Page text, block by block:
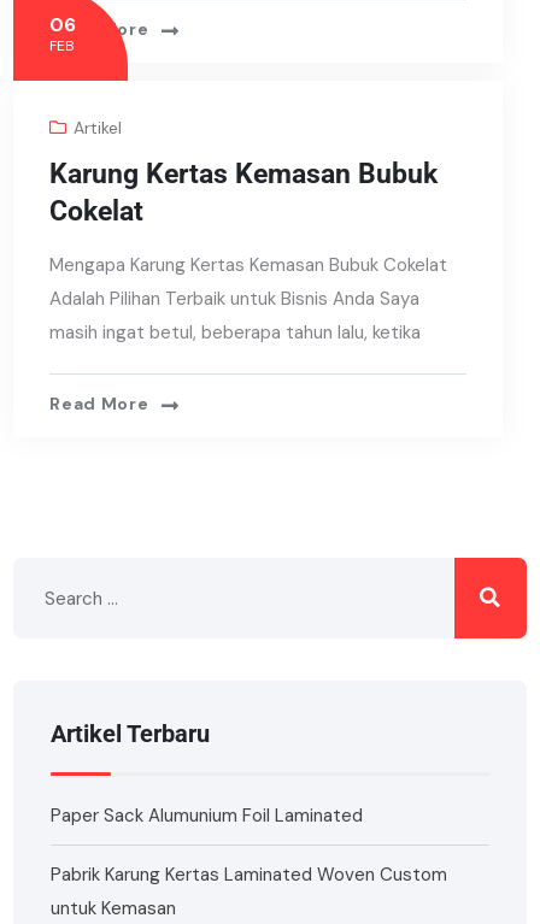
Read More
06
FEB
Artikel
Karung Kertas Kemasan Bubuk
Cokelat
Mengapa Karung Kertas Kemasan Bubuk Cokelat
Adalah Pilihan Terbaik untuk Bisnis Anda Saya
masih ingat betul, beberapa tahun lalu, ketika
Read More
Artikel Terbaru
Paper Sack Alumunium Foil Laminated
Pabrik Karung Kertas Laminated Woven Custom
untuk Kemasan